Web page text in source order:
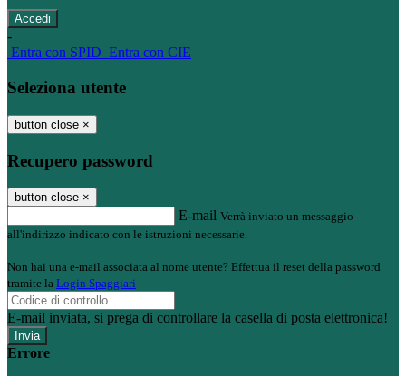
-
Entra con SPID Entra con CIE
Seleziona utente
button close ×
Recupero password
button close ×
E-mail Verrà inviato un messaggio
all'indirizzo indicato con le istruzioni necessarie.
Non hai una e-mail associata al nome utente? Effettua il reset della password
tramite la Login Spaggiari
E-mail inviata, si prega di controllare la casella di posta elettronica!
Errore